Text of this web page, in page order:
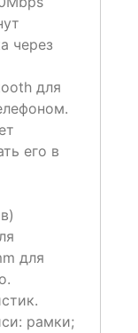
через
для
его в
для
рамки;